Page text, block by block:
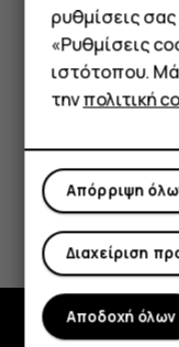
Tablet
μεγάλο μέρος από
τηλεφωνίας.
Το βρήκατε
Ναι Όχι
ρυθμίσεις
«Ρυθμίσεις
ιστότοπου.
τηνπολιτική
Απόρριψη
Διαχείριση
Αποδοχή όλων